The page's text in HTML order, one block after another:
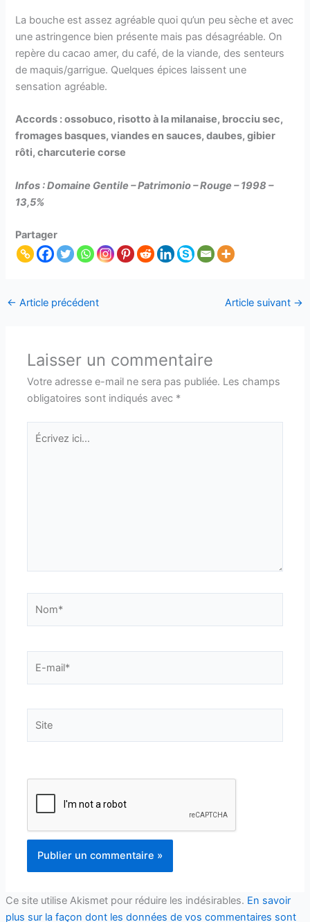
La bouche est assez agréable quoi qu’un peu sèche et avec
une astringence bien présente mais pas désagréable. On
repère du cacao amer, du café, de la viande, des senteurs
de maquis/garrigue. Quelques épices laissent une
sensation agréable.
Accords : ossobuco, risotto à la milanaise, brocciu sec,
fromages basques, viandes en sauces, daubes, gibier
rôti, charcuterie corse
Infos : Domaine Gentile – Patrimonio –Rouge– 1998 –
13,5%
Partager
← Article précédent Article suivant →
Laisser un commentaire
Votre adresse e-mail ne sera pas publiée. Les champs
obligatoires sont indiqués avec *
Écrivez
ici…
mail*
Ce site utilise Akismet pour réduire les indésirables. En savoir
plus sur la façon dont les données de vos commentaires sont